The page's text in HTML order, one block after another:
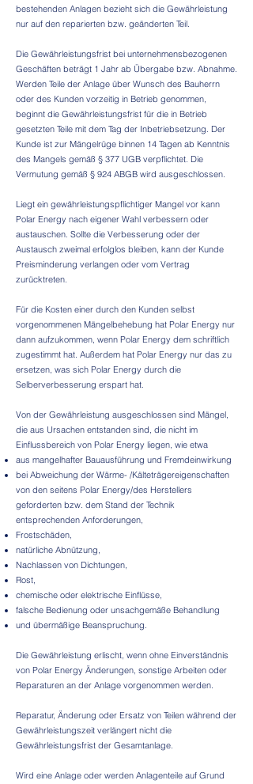
bestehenden Anlagen bezieht sich die Gewährleistung
nur auf den reparierten bzw. geänderten Teil.
Die Gewährleistungsfrist bei unternehmensbezogenen
Geschäften beträgt 1 Jahr ab Übergabe bzw. Abnahme.
Werden Teile der Anlage über Wunsch des Bauherrn
oder des Kunden vorzeitig in Betrieb genommen,
beginnt die Gewährleistungsfrist für die in Betrieb
gesetzten Teile mit dem Tag der Inbetriebsetzung. Der
Kunde ist zur Mängelrüge binnen 14 Tagen ab Kenntnis
des Mangels gemäß § 377 UGB verpflichtet. Die
Vermutung gemäß § 924 ABGB wird ausgeschlossen.
Liegt ein gewährleistungspflichtiger Mangel vor kann
Polar Energy nach eigener Wahl verbessern oder
austauschen. Sollte die Verbesserung oder der
Austausch zweimal erfolglos bleiben, kann der Kunde
Preisminderung verlangen oder vom Vertrag
zurücktreten.
Für die Kosten einer durch den Kunden selbst
vorgenommenen Mängelbehebung hat Polar Energy nur
dann aufzukommen, wenn Polar Energy dem schriftlich
zugestimmt hat. Außerdem hat Polar Energy nur das zu
ersetzen, was sich Polar Energy durch die
Selberverbesserung erspart hat.
Von der Gewährleistung ausgeschlossen sind Mängel,
die aus Ursachen entstanden sind, die nicht im
Einflussbereich von Polar Energy liegen, wie etwa
aus mangelhafter Bauausführung und Fremdeinwirkung
bei Abweichung der Wärme- /Kälteträgereigenschaften
von den seitens Polar Energy/des Herstellers
geforderten bzw. dem Stand der Technik
entsprechenden Anforderungen,
Frostschäden,
natürliche Abnützung,
Nachlassen von Dichtungen,
Rost,
chemische oder elektrische Einflüsse,
falsche Bedienung oder unsachgemäße Behandlung
und übermäßige Beanspruchung.
Die Gewährleistung erlischt, wenn ohne Einverständnis
von Polar Energy Änderungen, sonstige Arbeiten oder
Reparaturen an der Anlage vorgenommen werden.
Reparatur, Änderung oder Ersatz von Teilen während der
Gewährleistungszeit verlängert nicht die
Gewährleistungsfrist der Gesamtanlage.
Wird eine Anlage oder werden Anlagenteile auf Grund